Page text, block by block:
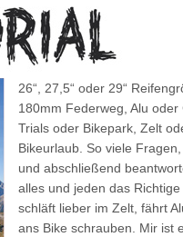
26“, 27,5“ oder 29“
180mm Federweg, Alu
Trials oder Bikepark, Zelt
Bikeurlaub. So viele
und abschließend
alles und jeden das
schläft lieber im Zelt, fährt
ans Bike schrauben. Mir ist